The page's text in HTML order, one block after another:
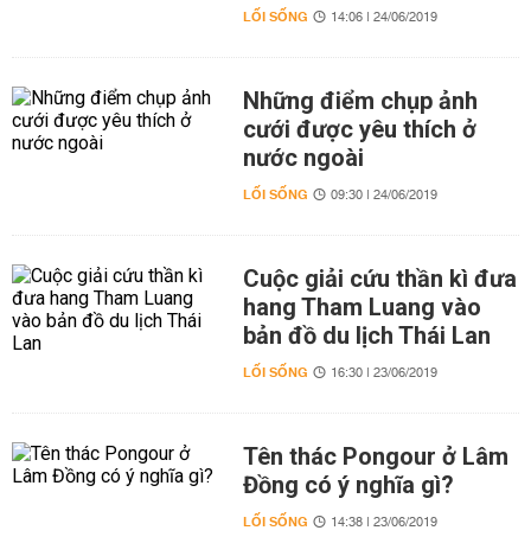
LỐI SỐNG 14:06 | 24/06/2019
Những điểm chụp ảnh
cưới được yêu thích ở
nước ngoài
LỐI SỐNG 09:30 | 24/06/2019
Cuộc giải cứu thần kì đưa
hang Tham Luang vào
bản đồ du lịch Thái Lan
LỐI SỐNG 16:30 | 23/06/2019
Tên thác Pongour ở Lâm
Đồng có ý nghĩa gì?
LỐI SỐNG 14:38 | 23/06/2019